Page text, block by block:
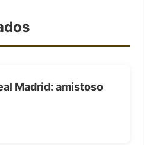
Madrid: amistoso